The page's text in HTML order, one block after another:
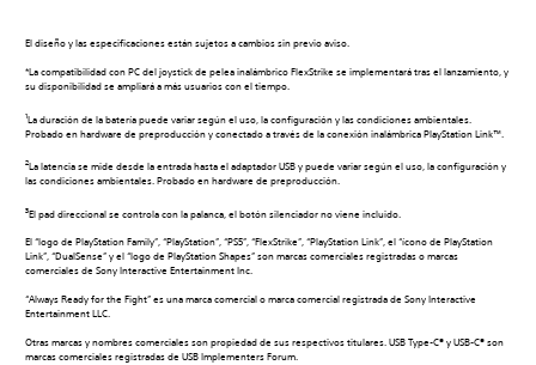
El diseño y las especificaciones están sujetos a cambios sin previo aviso.
*La compatibilidad con PC del joystick de pelea inalámbrico FlexStrike se implementará tras el lanzamiento, y
su disponibilidad se ampliará a más usuarios con el tiempo.
1La duración de la batería puede variar según el uso, la configuración y las condiciones ambientales.
Probado en hardware de preproducción y conectado a través de la conexión inalámbrica PlayStation Link™.
2La latencia se mide desde la entrada hasta el adaptador USB y puede variar según el uso, la configuración y
las condiciones ambientales. Probado en hardware de preproducción.
3El pad direccional se controla con la palanca, el botón silenciador no viene incluido.
El “logo de PlayStation Family”, “PlayStation”, “PS5”, “FlexStrike”, “PlayStation Link”, el “ícono de PlayStation
Link”, “DualSense” y el “logo de PlayStation Shapes” son marcas comerciales registradas o marcas
comerciales de Sony Interactive Entertainment Inc.
“Always Ready for the Fight” es una marca comercial o marca comercial registrada de Sony Interactive
Entertainment LLC.
Otras marcas y nombres comerciales son propiedad de sus respectivos titulares. USB Type-C® y USB-C® son
marcas comerciales registradas de USB Implementers Forum.